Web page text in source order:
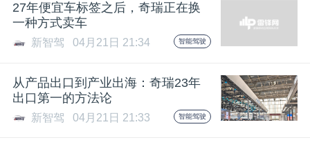
27年便宜车标签之后，奇瑞正在换
一种方式卖车
新智驾 04月21日 21:34 智能驾驶
从产品出口到产业出海：奇瑞23年
出口第一的方法论
新智驾 04月21日 21:33 智能驾驶